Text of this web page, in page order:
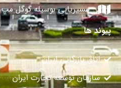
مسیریابی بوسیله گوگل مپ
پیوند ها
اتاق بازرگانی ایران
سازمان توسعه تجارت ایران